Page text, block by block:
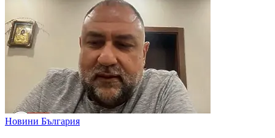
Новини България